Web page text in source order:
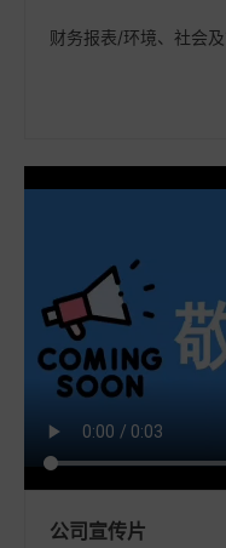
财务报表/环境、社会
公司宣传片
3.	证监会警示名单